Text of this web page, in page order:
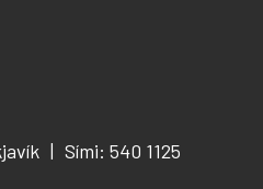
Sími: 540 1125